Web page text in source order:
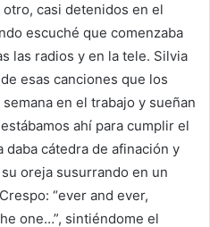
casi detenidos en el
escuché que comenzaba
las radios y en la tele. Silvia
esas canciones que los
en el trabajo y sueñan
ahí para cumplir el
daba cátedra de afinación y
oreja susurrando en un
“ever and ever,
one…”, sintiéndome el